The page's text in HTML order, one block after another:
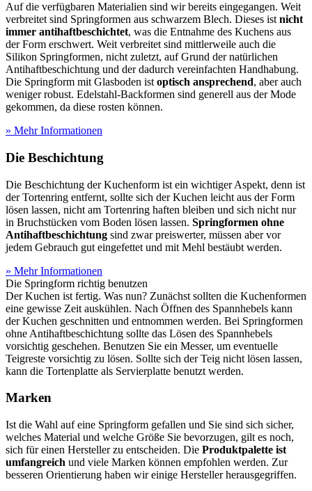
Auf die verfügbaren Materialien sind wir bereits eingegangen. Weit
verbreitet sind Springformen aus schwarzem Blech. Dieses ist nicht
immer antihaftbeschichtet, was die Entnahme des Kuchens aus
der Form erschwert. Weit verbreitet sind mittlerweile auch die
Silikon Springformen, nicht zuletzt, auf Grund der natürlichen
Antihaftbeschichtung und der dadurch vereinfachten Handhabung.
Die Springform mit Glasboden ist optisch ansprechend, aber auch
weniger robust. Edelstahl-Backformen sind generell aus der Mode
gekommen, da diese rosten können.
» Mehr Informationen
Die Beschichtung
Die Beschichtung der Kuchenform ist ein wichtiger Aspekt, denn ist
der Tortenring entfernt, sollte sich der Kuchen leicht aus der Form
lösen lassen, nicht am Tortenring haften bleiben und sich nicht nur
in Bruchstücken vom Boden lösen lassen. Springformen ohne
Antihaftbeschichtung sind zwar preiswerter, müssen aber vor
jedem Gebrauch gut eingefettet und mit Mehl bestäubt werden.
» Mehr Informationen
Die Springform richtig benutzen
Der Kuchen ist fertig. Was nun? Zunächst sollten die Kuchenformen
eine gewisse Zeit auskühlen. Nach Öffnen des Spannhebels kann
der Kuchen geschnitten und entnommen werden. Bei Springformen
ohne Antihaftbeschichtung sollte das Lösen des Spannhebels
vorsichtig geschehen. Benutzen Sie ein Messer, um eventuelle
Teigreste vorsichtig zu lösen. Sollte sich der Teig nicht lösen lassen,
kann die Tortenplatte als Servierplatte benutzt werden.
Marken
Ist die Wahl auf eine Springform gefallen und Sie sind sich sicher,
welches Material und welche Größe Sie bevorzugen, gilt es noch,
sich für einen Hersteller zu entscheiden. Die Produktpalette ist
umfangreich und viele Marken können empfohlen werden. Zur
besseren Orientierung haben wir einige Hersteller herausgegriffen.